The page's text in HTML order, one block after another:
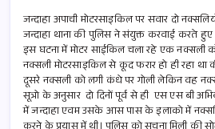
p
जन्दाहा अपाची मोटरसाइकिल पर सवार दो
जन्दाहा थाना की पुलिस ने संयुक्त करवाई करते हुए
इस घटना में मोटर साईकिल चला रहे एक नक्सली
नक्सली मोटरसाइकिल से कूद फरार हो ही रहा
दूसरे नक्सली को लगी कंधे पर गोली लेकिन वह
सूत्रो के अनुसार दो दिनों पूर्व से ही एस एस बी
में जन्दाहा एवम उसके आस पास के इलाको में